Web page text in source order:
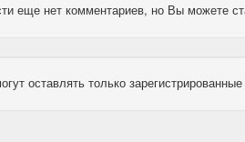
еще нет комментариев, но Вы можете
оставлять только